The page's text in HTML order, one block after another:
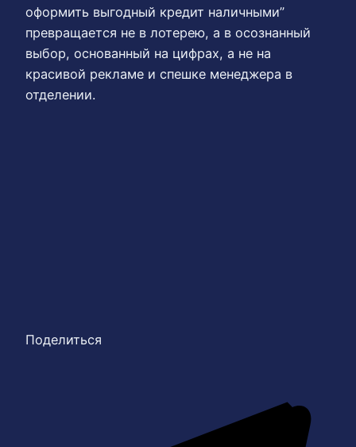
оформить выгодный кредит наличными”
превращается не в лотерею, а в осознанный
выбор, основанный на цифрах, а не на
красивой рекламе и спешке менеджера в
отделении.
Поделиться